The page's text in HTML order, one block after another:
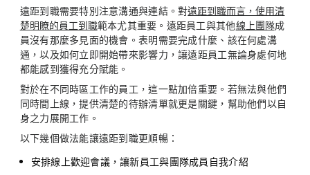
遠距到職需要特別注意溝通與連結。對遠距到職而言，使用清
楚明瞭的員工到職範本尤其重要。遠距員工與其他線上團隊成
員沒有那麼多見面的機會。表明需要完成什麼、該在何處溝
通，以及如何立即開始帶來影響力，讓遠距員工無論身處何地
都能感到獲得充分賦能。
對於在不同時區工作的員工，這一點加倍重要。若無法與他們
同時間上線，提供清楚的待辦清單就更是關鍵，幫助他們以自
身之力展開工作。
以下幾個做法能讓遠距到職更順暢：
安排線上歡迎會議，讓新員工與團隊成員自我介紹